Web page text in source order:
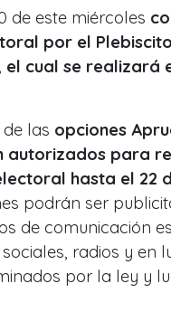
de este miércoles
por el Plebiscito
el cual se realizará
las opciones
autorizados para
hasta el 22
podrán ser
de comunicación
radios y en
por la ley y